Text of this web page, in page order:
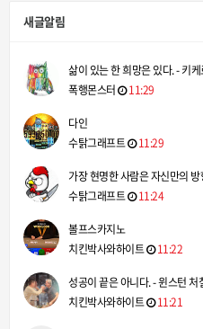
새글알림
삶이 있는 한 희망은 있다. - 키
폭행몬스터
11:29
다인
수탉그래프트
11:29
가장 현명한 사람은 자신만의
수탉그래프트
11:24
볼프스카지노
치킨박사와하이트
11:22
성공이 끝은 아니다. - 윈스턴 처
치킨박사와하이트
11:21